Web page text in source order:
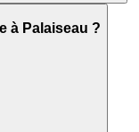
à Palaiseau ?